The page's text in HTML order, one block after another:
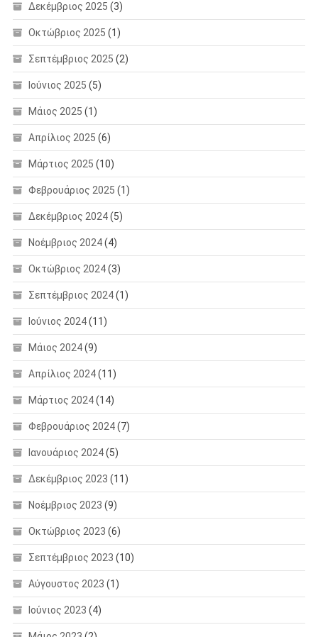
Δεκέμβριος 2025 (3)
Οκτώβριος 2025 (1)
Σεπτέμβριος 2025 (2)
Ιούνιος 2025 (5)
Μάιος 2025 (1)
Απρίλιος 2025 (6)
Μάρτιος 2025 (10)
Φεβρουάριος 2025 (1)
Δεκέμβριος 2024(5)
Νοέμβριος 2024(4)
Οκτώβριος 2024(3)
Σεπτέμβριος 2024(1)
Ιούνιος 2024(11)
Μάιος 2024(9)
Απρίλιος 2024(11)
Μάρτιος 2024(14)
Φεβρουάριος 2024(7)
Ιανουάριος 2024(5)
Δεκέμβριος 2023 (11)
Νοέμβριος 2023 (9)
Οκτώβριος 2023 (6)
Σεπτέμβριος 2023 (10)
Αύγουστος 2023 (1)
Ιούνιος 2023 (4)